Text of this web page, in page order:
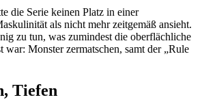
die Serie keinen Platz in einer
als nicht mehr zeitgemäß ansieht.
zu tun, was zumindest die oberflächliche
war: Monster zermatschen, samt der „Rule
Tiefen